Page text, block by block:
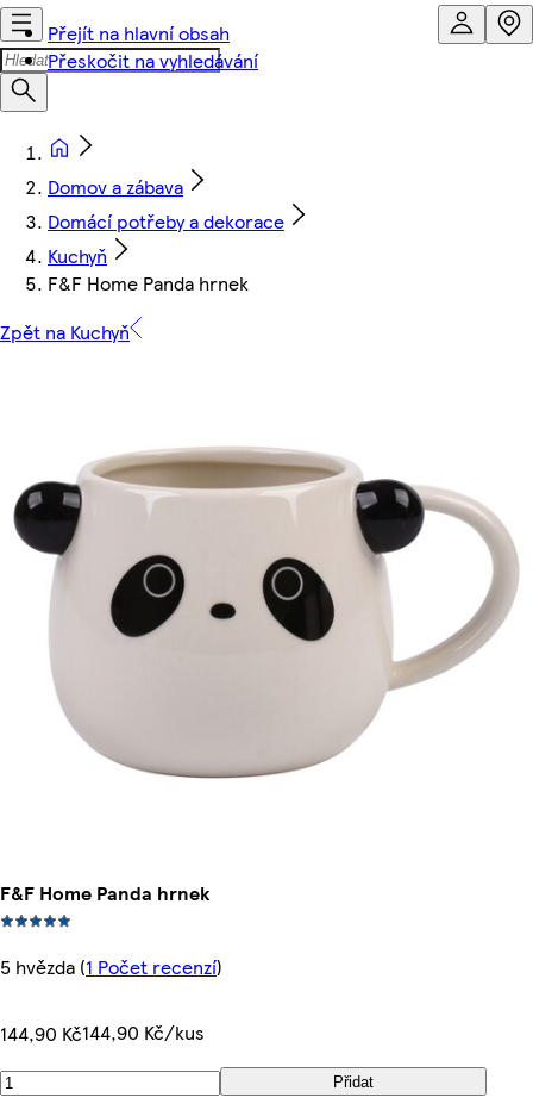
Přejít na hlavní obsah
Přeskočit na vyhledávání
Domov a zábava
Domácí potřeby a dekorace
Kuchyň
F&F Home Panda hrnek
Zpět na Kuchyň
F&F Home Panda hrnek
5 hvězda (1 Počet recenzí)
144,90 Kč144,90 Kč/kus
Přidat